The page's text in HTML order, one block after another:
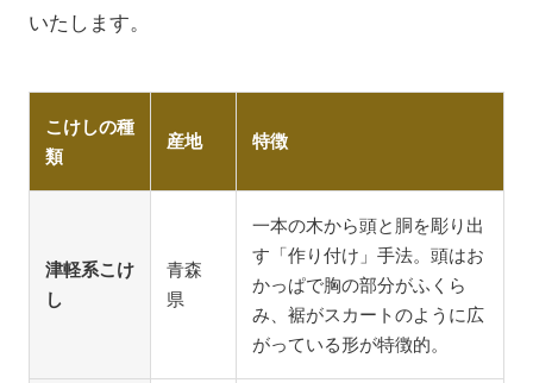
いたします。
こけしの種
類
産地 特徴
津軽系こけ
し
青森
県
一本の木から頭と胴を彫り出
す「作り付け」手法。頭はお
かっぱで胸の部分がふくら
み、裾がスカートのように広
がっている形が特徴的。